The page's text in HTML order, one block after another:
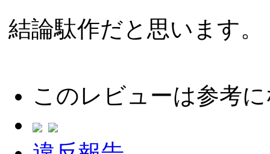
結論駄作だと思います。
このレビューは参考